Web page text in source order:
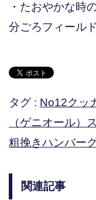
・たおやかな時
分ごろフィール
タグ : No12クッ
（ゲニオール）
粗挽きハンバー
関連記事